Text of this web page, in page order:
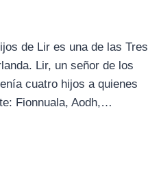
de Lir es una de las Tres
Lir, un señor de los
cuatro hijos a quienes
Fionnuala, Aodh,…